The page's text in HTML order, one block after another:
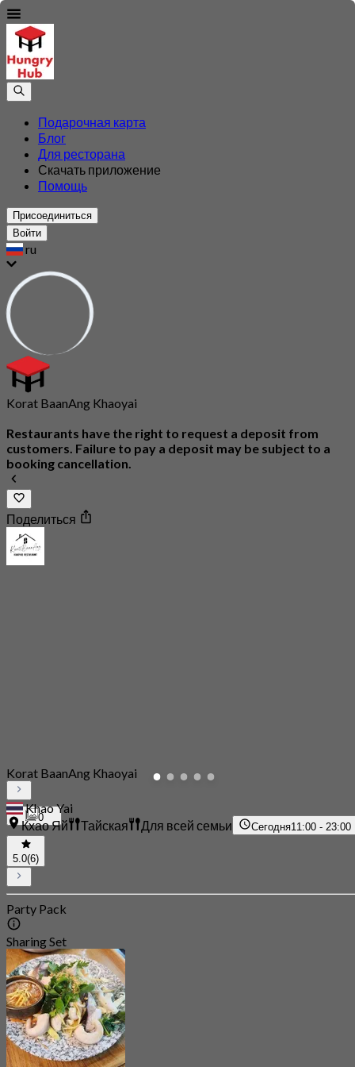
Подарочная карта
Блог
Для ресторана
Скачать приложение
Помощь
Присоединиться
Войти
ru
Korat BaanAng Khaoyai
Restaurants have the right to request a deposit from
customers. Failure to pay a deposit may be subject to a
booking cancellation.
Поделиться
0
Korat BaanAng Khaoyai
Khao Yai
Кхао Яй
Тайская Для всей семьи Сегодня11:00 - 23:00
5.0(6)
Party Pack
Sharing Set